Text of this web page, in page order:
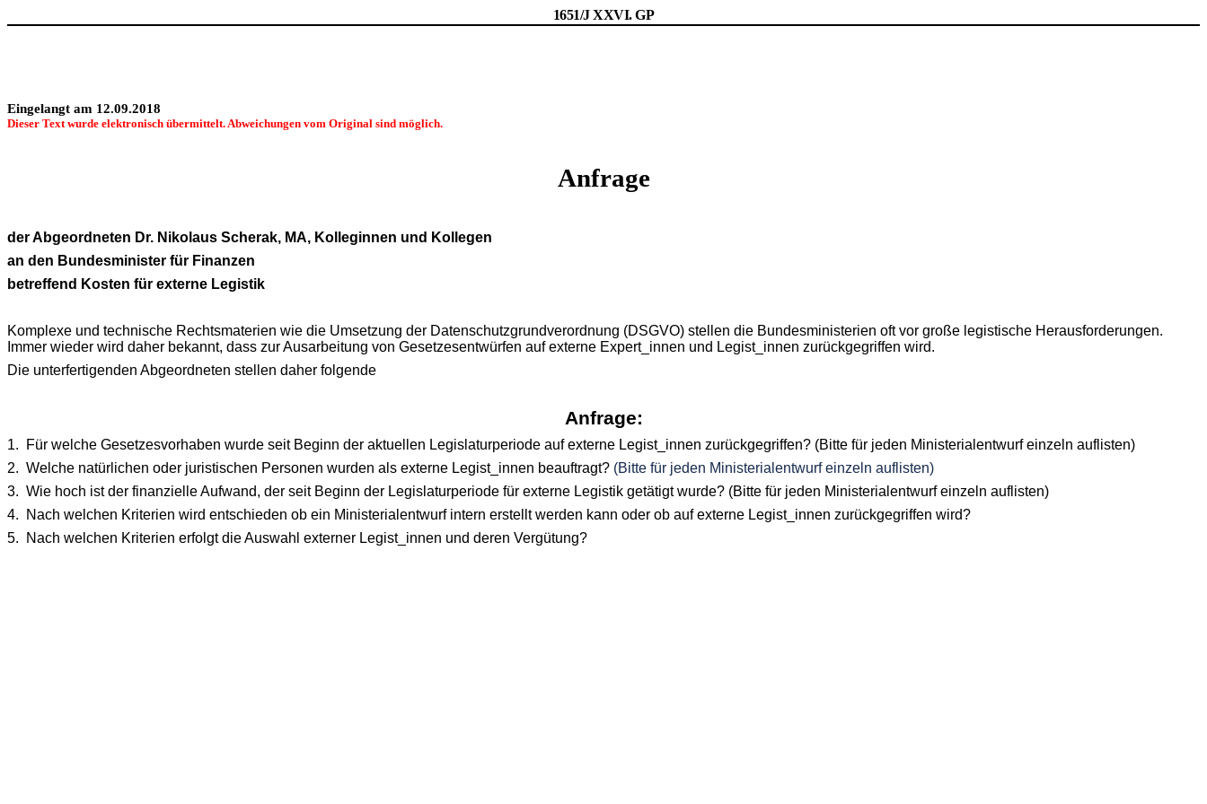
1651/J XXVI. GP
Eingelangt am 12.09.2018
Dieser Text wurde elektronisch übermittelt. Abweichungen vom Original sind möglich.
Anfrage
der Abgeordneten Dr. Nikolaus Scherak‚ MA, Kolleginnen und Kollegen
an den Bundesminister für Finanzen
betreffend Kosten für externe Legistik
Komplexe und technische Rechtsmaterien wie die Umsetzung der Datenschutzgrundverordnung (DSGVO) stellen die Bundesministerien oft vor große legistische Herausforderungen.
Immer wieder wird daher bekannt, dass zur Ausarbeitung von Gesetzesentwürfen auf externe Expert_innen und Legist_innen zurückgegriffen wird.
Die unterfertigenden Abgeordneten stellen daher folgende
Anfrage:
1.
Für welche Gesetzesvorhaben wurde seit Beginn der aktuellen Legislaturperiode auf externe Legist_innen zurückgegriffen? (Bitte für jeden Ministerialentwurf einzeln auflisten)
2. Welche natürlichen oder juristischen Personen wurden als externe Legist_innen beauftragt? (Bitte für jeden Ministerialentwurf einzeln auflisten)
3. Wie hoch ist der finanzielle Aufwand, der seit Beginn der Legislaturperiode für externe Legistik getätigt wurde? (Bitte für jeden Ministerialentwurf einzeln auflisten)
4.
Nach welchen Kriterien wird entschieden ob ein Ministerialentwurf intern erstellt werden kann oder ob auf externe Legist_innen zurückgegriffen wird?
5.
Nach welchen Kriterien erfolgt die Auswahl externer Legist_innen und deren Vergütung?